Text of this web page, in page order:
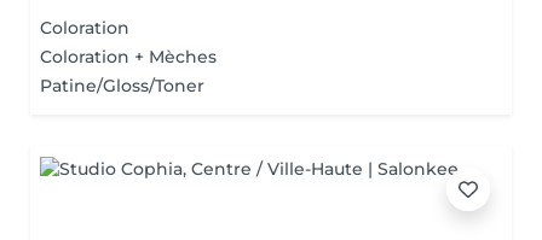
Coloration
Coloration + Mèches
Patine/Gloss/Toner